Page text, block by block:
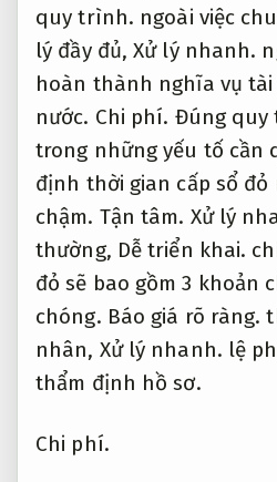
quy trình. ngoài việc
lý đầy đủ,Xử lý nhanh.
hoàn thành nghĩa vụ
nước. Chi phí. Đúng quy
trong những yếu tố cần
định thời gian cấp sổ
chậm. Tận tâm. Xử lý
thường, Dễ triển khai.
đỏ sẽ bao gồm 3 khoản
chóng. Báo giá rõ ràng.
nhân, Xử lý nhanh. lệ
thẩm định hồ sơ.
Chi phí.